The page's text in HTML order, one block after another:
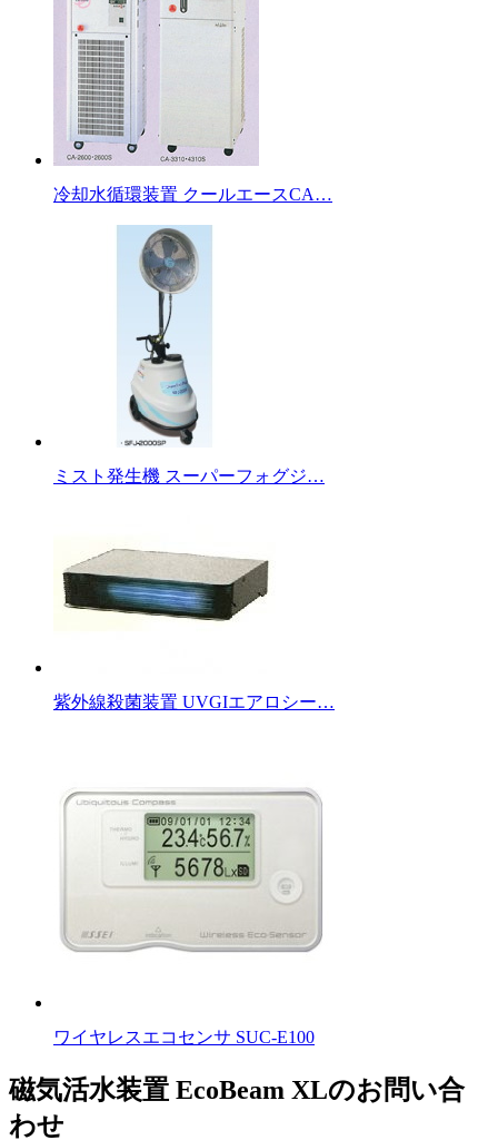
冷却水循環装置 クールエースCA…
ミスト発生機 スーパーフォグジ…
紫外線殺菌装置 UVGIエアロシー…
ワイヤレスエコセンサ SUC-E100
磁気活水装置 EcoBeam XLのお問い合
わせ